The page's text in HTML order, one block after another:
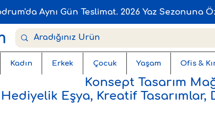
Aynı Gün Teslimat. 2026 Yaz Sezonuna
Kadın Erkek Çocuk Yaşam Ofis &
Konsept Tasarım
Hediyelik Eşya, Kreatif